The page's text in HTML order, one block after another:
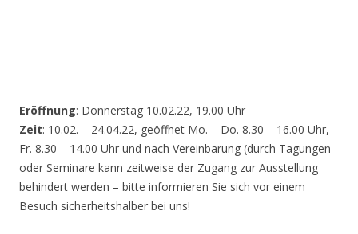
Eröffnung: Donnerstag 10.02.22, 19.00 Uhr
Zeit: 10.02. – 24.04.22, geöffnet Mo. – Do. 8.30 – 16.00 Uhr,
Fr. 8.30 – 14.00 Uhr und nach Vereinbarung (durch Tagungen
oder Seminare kann zeitweise der Zugang zur Ausstellung
behindert werden – bitte informieren Sie sich vor einem
Besuch sicherheitshalber bei uns!